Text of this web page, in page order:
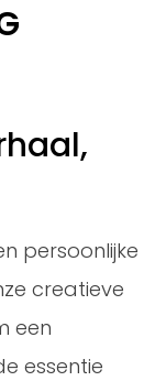
persoonlijke
creatieve
een
essentie